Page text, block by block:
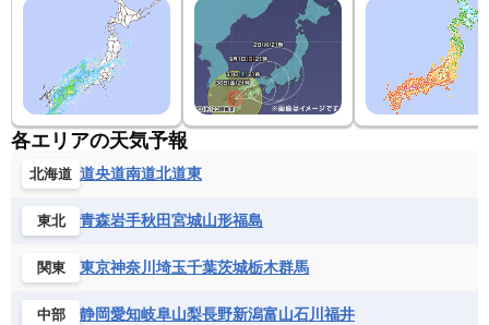
各エリアの天気予報
北海道 道央道南道北道東
東北 青森岩手秋田宮城山形福島
関東 東京神奈川 埼玉千葉茨城栃木群馬
中部 静岡愛知岐阜山梨長野新潟富山石川 福井